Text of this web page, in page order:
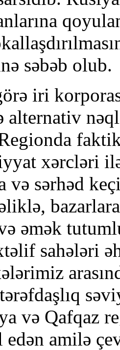
səbəb olub.
iri
alternativ
xərcləri
və sərhəd
əmək
sahələri
və Qafqaz
edən amilə